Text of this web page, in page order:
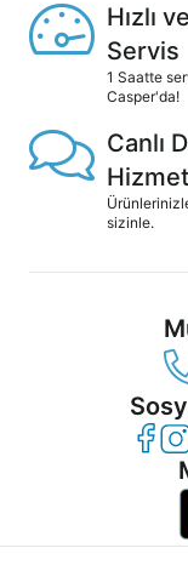
Hızlı
Servis
1 Saatte
Casper'da!
Canlı
sizinle.